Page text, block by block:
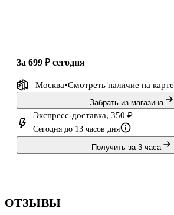
за 699 ₽ сегодня
Москва Смотреть наличие на карте
Забрать из магазина
Экспресс-доставка, 350 ₽
Сегодня до 13 часов дня
Получить за 3 часа
ОТЗЫВЫ